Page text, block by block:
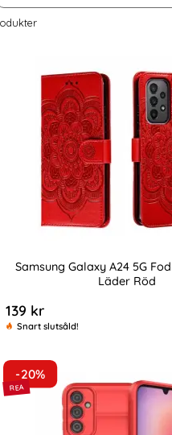
Blå som favorit
Läder Svart
samsung Galaxy A24 5G
Samsung Galaxy A24 5G
Läder Röd
139 kr
Snart slutsåld!
Samsung
favorit
samsung Galaxy A24 5G
-20%